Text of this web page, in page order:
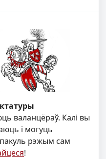
валанцёраў. Калі вы
і могуць
рэжым сам
!